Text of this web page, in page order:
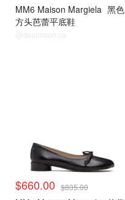
MM6 Maison Margiela 黑色
方头芭蕾平底鞋
@dealmoon.ca
$660.00 $835.00